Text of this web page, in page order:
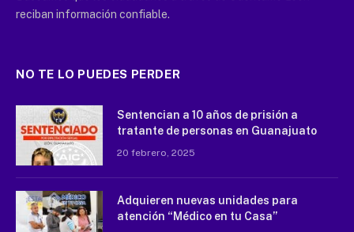
reciban información confiable.
NO TE LO PUEDES PERDER
Sentencian a 10 años de prisión a
tratante de personas en Guanajuato
20 febrero, 2025
Adquieren nuevas unidades para
atención “Médico en tu Casa”